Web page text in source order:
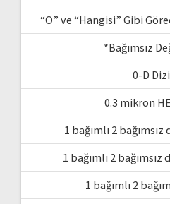
“O” ve “Hangisi” Gibi
*Bağımsız
0-D
0.3 mikron
1 bağımlı 2
1 bağımlı 2
1 bağımlı 2